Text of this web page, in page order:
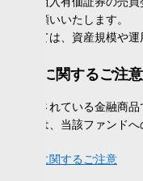
うお願いいたします。
については、資産規模や
ンドに関するご注
が保証されている金融商
ましては、当該ファンド
ァンドに関するご注意